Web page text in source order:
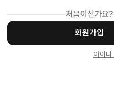
처음이신가요?
회원가입
아이디